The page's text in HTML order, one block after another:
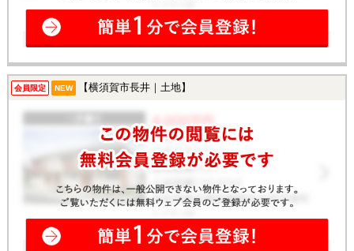
会員限定 NEW 【横須賀市長井｜土地】